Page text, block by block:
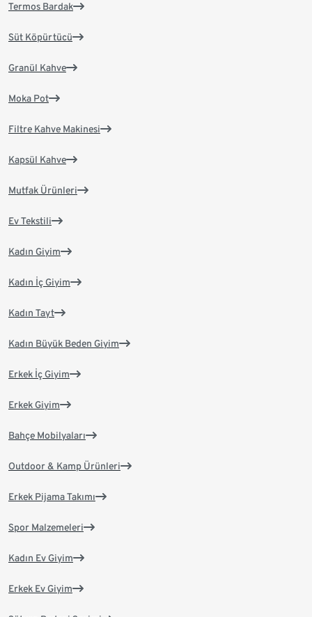
Termos Bardak
Süt Köpürtücü
Granül Kahve
Moka Pot
Filtre Kahve Makinesi
Kapsül Kahve
Mutfak Ürünleri
Ev Tekstili
Kadın Giyim
Kadın İç Giyim
Kadın Tayt
Kadın Büyük Beden Giyim
Erkek İç Giyim
Erkek Giyim
Bahçe Mobilyaları
Outdoor & Kamp Ürünleri
Erkek Pijama Takımı
Spor Malzemeleri
Kadın Ev Giyim
Erkek Ev Giyim